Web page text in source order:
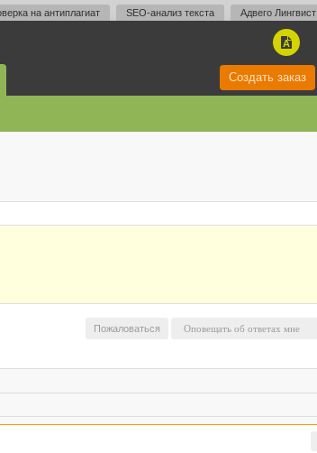
на антиплагиат SEO-анализ текста Адвего Лингвист
A
Создать заказ
Пожаловаться